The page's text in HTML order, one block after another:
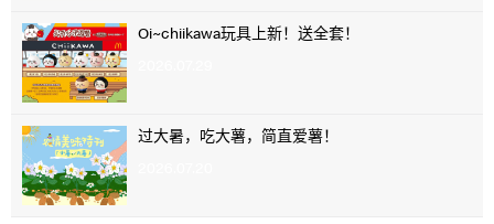
Oi~chiikawa玩具上新！送全套！
过大暑，吃大薯，简直爱薯！